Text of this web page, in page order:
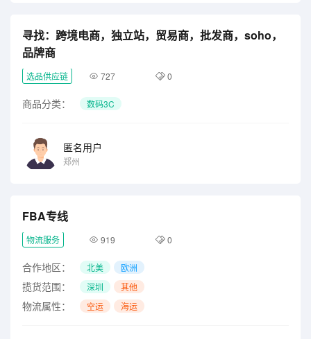
寻找：跨境电商，独立站，贸易商，批发商，soho，
品牌商
选品供应链 727 0
商品分类： 数码3C
匿名用户
郑州
FBA专线
物流服务 919 0
合作地区： 北美 欧洲
揽货范围： 深圳 其他
物流属性： 空运 海运